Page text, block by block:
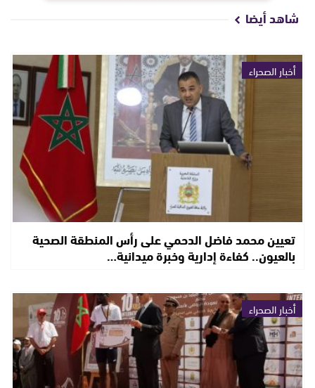
شاهد أيضا
أخبار الصحراء
تعيين محمد فاضل الدحمي على رأس المنطقة الصحية
بالعيون.. كفاءة إدارية وخبرة ميدانية…
أخبار الصحراء